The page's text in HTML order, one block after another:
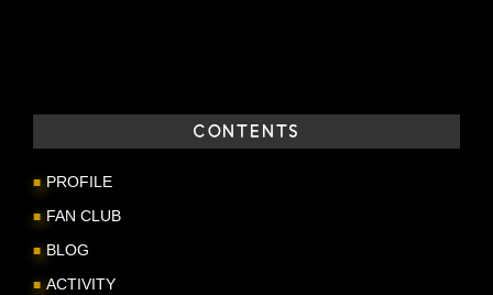
CONTENTS
PROFILE
FAN CLUB
BLOG
ACTIVITY